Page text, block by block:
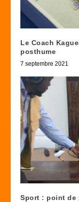
Le Coach
posthume
7 septembre 2021
Sport : point de